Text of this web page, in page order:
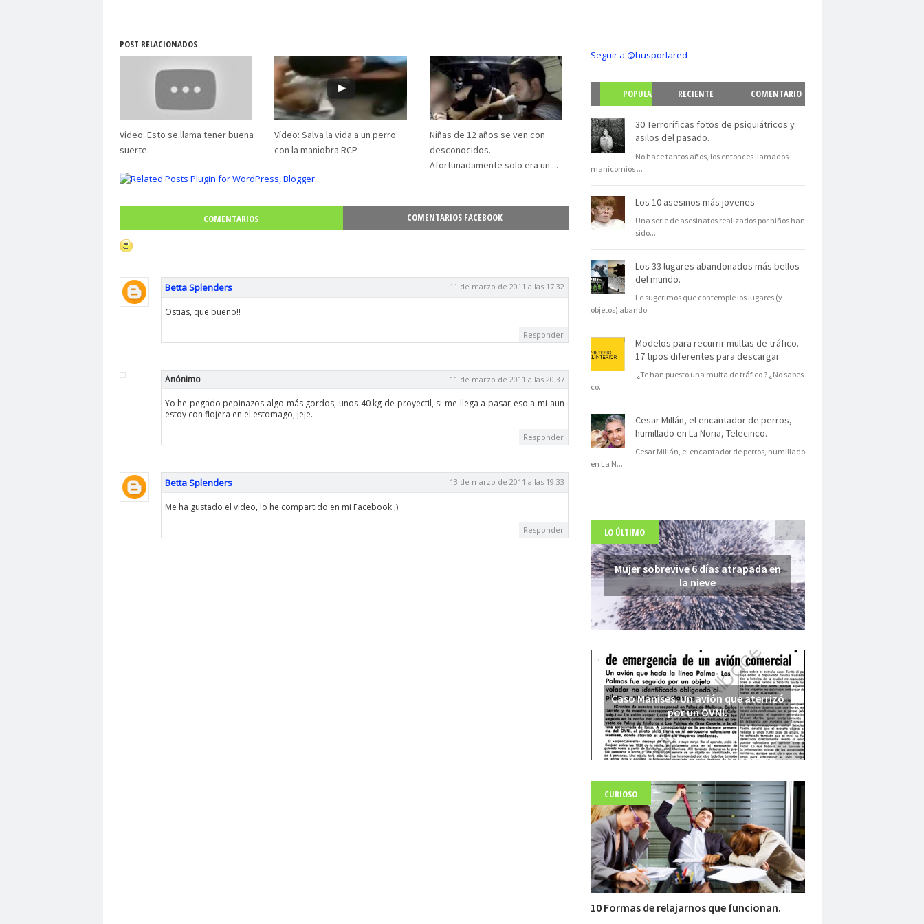
POST RELACIONADOS
Vídeo: Esto se llama tener buena
suerte.
Vídeo: Salva la vida a un perro
con la maniobra RCP
Niñas de 12 años se ven con
desconocidos.
Afortunadamente solo era un ...
COMENTARIOS COMENTARIOS FACEBOOK
Betta Splenders 11 de marzo de 2011 a las 17:32
Ostias, que bueno!!
Responder
Anónimo 11 de marzo de 2011 a las 20:37
Yo he pegado pepinazos algo más gordos, unos 40 kg de proyectil, si me llega a pasar eso a mi aun
estoy con flojera en el estomago, jeje.
Responder
Betta Splenders 13 de marzo de 2011 a las 19:33
Me ha gustado el video, lo he compartido en mi Facebook ;)
Responder
Seguir a @husporlared
POPULA
R
RECIENTE
COMENTARIO
S
30 Terroríficas fotos de psiquiátricos y
asilos del pasado.
No hace tantos años, los entonces llamados
manicomios ...
Los 10 asesinos más jovenes
Una serie de asesinatos realizados por niños han
sido...
Los 33 lugares abandonados más bellos
del mundo.
Le sugerimos que contemple los lugares (y
objetos) abando...
Modelos para recurrir multas de tráfico.
17 tipos diferentes para descargar.
¿Te han puesto una multa de tráfico ? ¿No sabes
co...
Cesar Millán, el encantador de perros,
humillado en La Noria, Telecinco.
Cesar Millán, el encantador de perros, humillado
en La N...
LO ÚLTIMO
Mujer sobrevive 6 días atrapada en
la nieve
Caso Manises. Un avión que aterrizó
por un OVNI.
Fuerte abandonado del siglo XIX
CURIOSO
10 Formas de relajarnos que funcionan.